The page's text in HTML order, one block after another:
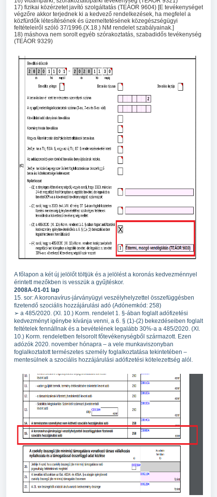
17) fizikai közérzetet javító szolgáltatás (TEÁOR 9604) [E tevékenységet
végzőre akkor terjednek ki a kedvező rendelkezések, ha megfelel a
közfürdők létesítésének és üzemeltetésének közegészségügyi
feltételeiről szóló 37/1996.(X.18.) NM rendelet szabályainak.]
18) máshova nem sorolt egyéb szórakoztatás, szabadidős tevékenység
(TEÁOR 9329)
A főlapon a két új jelölőt töltjük és a jelölést a koronás kedvezménnyel
érintett mezőkben is vesszük a gyűjtéskor.
2008A-01-01 lap
15. sor: A koronavírus-járványügyi veszélyhelyzettel összefüggésben
fizetendő szociális hozzájárulási adó (Adónemkód: 258)
➢ a 485/2020. (XI. 10.) Korm. rendelet 1. §-ában foglalt adófizetési
kedvezményt igénybe kívánja venni, a 6. § (1)-(2) bekezdéseiben foglalt
feltételek fennállnak és a bevételének legalább 30%-a a 485/2020. (XI.
10.) Korm. rendeletben felsorolt főtevékenységből származott. Ezen
adózók 2020. november hónapra – a vele munkaviszonyban
foglalkoztatott természetes személy foglalkoztatása tekintetében –
mentesülnek a szociális hozzájárulási adófizetési kötelezettség alól.